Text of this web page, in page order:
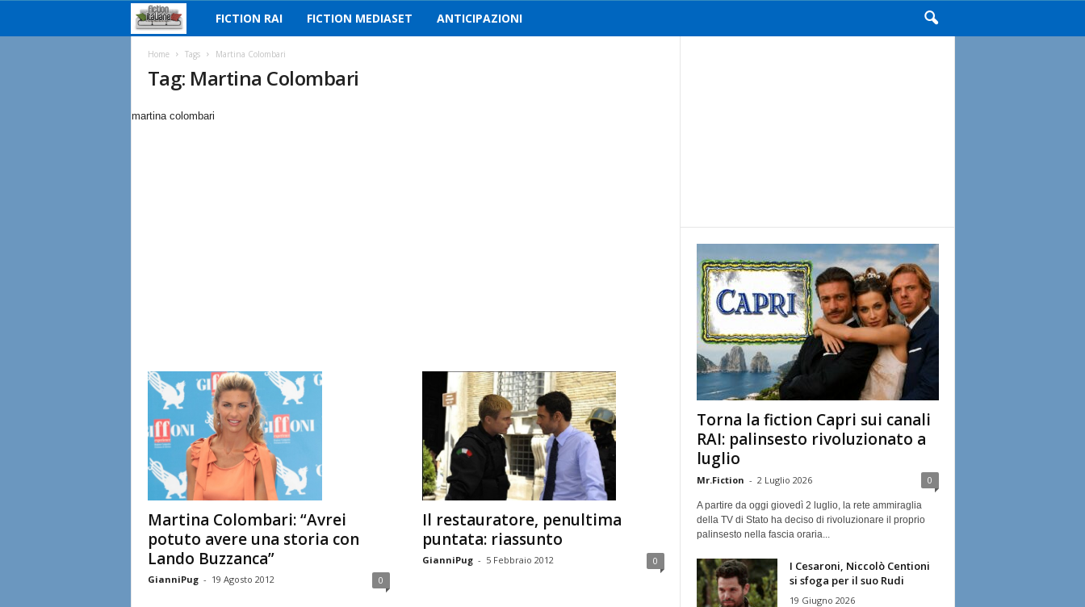
c
l
a
n
e
FICTION RAI FICTION MEDIASET ANTICIPAZIONI
Home Tags Martina Colombari
Tag: Martina Colombari
martina colombari
Martina Colombari: “Avrei
potuto avere una storia con
Lando Buzzanca”
GianniPug - 19 Agosto 2012 0
Il restauratore, penultima
puntata: riassunto
GianniPug - 5 Febbraio 2012 0
Torna la fiction Capri sui canali
RAI: palinsesto rivoluzionato a
luglio
Mr.Fiction - 2 Luglio 2026 0
A partire da oggi giovedì 2 luglio, la rete ammiraglia
della TV di Stato ha deciso di rivoluzionare il proprio
palinsesto nella fascia oraria...
I Cesaroni, Niccolò Centioni
si sfoga per il suo Rudi
19 Giugno 2026